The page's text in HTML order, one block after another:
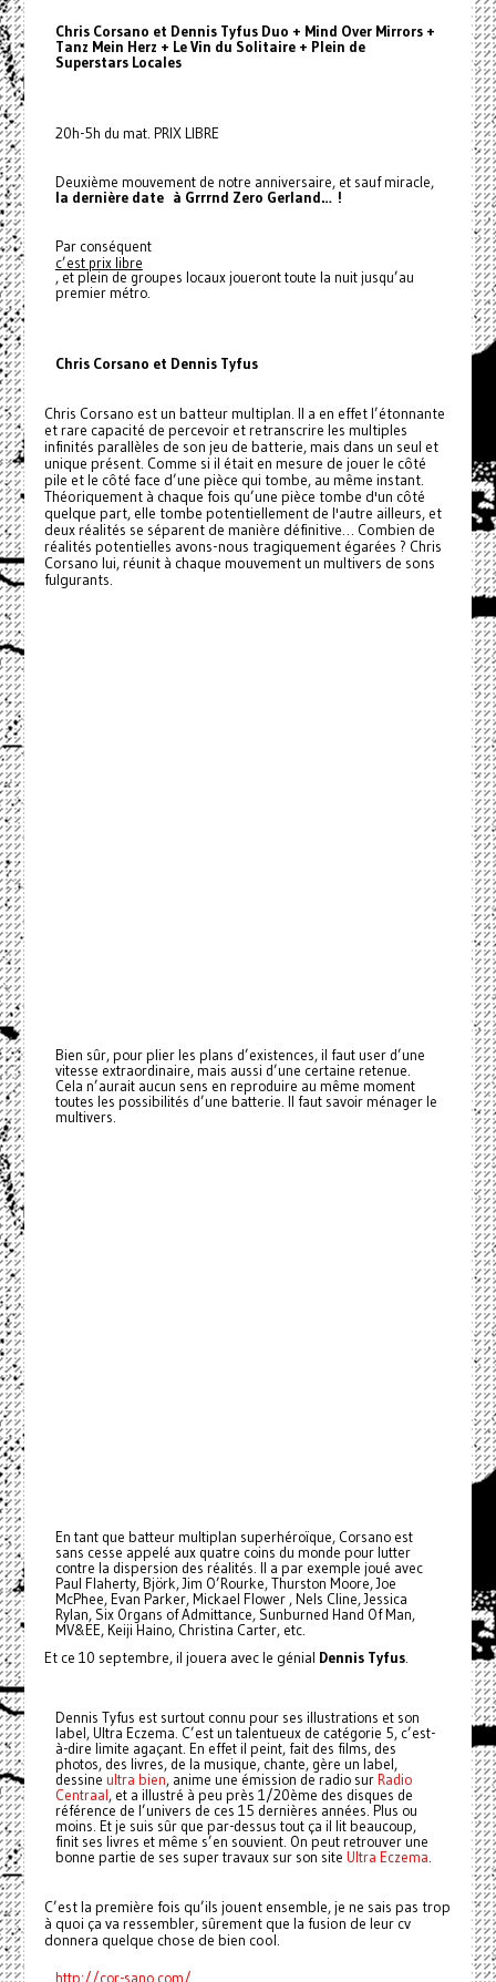
Chris Corsano et Dennis Tyfus Duo + Mind Over Mirrors +
Tanz Mein Herz + Le Vin du Solitaire + Plein de
Superstars Locales
20h-5h du mat. PRIX LIBRE
Deuxième mouvement de notre anniversaire, et sauf miracle,
la dernière date à Grrrnd Zero Gerland… !
Par conséquent
c’est prix libre
, et plein de groupes locaux joueront toute la nuit jusqu’au
premier métro.
Chris Corsano et Dennis Tyfus
Chris Corsano est un batteur multiplan. Il a en effet l’étonnante
et rare capacité de percevoir et retranscrire les multiples
infinités parallèles de son jeu de batterie, mais dans un seul et
unique présent. Comme si il était en mesure de jouer le côté
pile et le côté face d’une pièce qui tombe, au même instant.
Théoriquement à chaque fois qu’une pièce tombe d'un côté
quelque part, elle tombe potentiellement de l'autre ailleurs, et
deux réalités se séparent de manière définitive… Combien de
réalités potentielles avons-nous tragiquement égarées ? Chris
Corsano lui, réunit à chaque mouvement un multivers de sons
fulgurants.
Bien sûr, pour plier les plans d’existences, il faut user d’une
vitesse extraordinaire, mais aussi d’une certaine retenue.
Cela n’aurait aucun sens en reproduire au même moment
toutes les possibilités d’une batterie. Il faut savoir ménager le
multivers.
En tant que batteur multiplan superhéroïque, Corsano est
sans cesse appelé aux quatre coins du monde pour lutter
contre la dispersion des réalités. Il a par exemple joué avec
Paul Flaherty, Björk, Jim O’Rourke, Thurston Moore, Joe
McPhee, Evan Parker, Mickael Flower , Nels Cline, Jessica
Rylan, Six Organs of Admittance, Sunburned Hand Of Man,
MV&EE, Keiji Haino, Christina Carter, etc.
Et ce 10 septembre, il jouera avec le génial Dennis Tyfus.
Dennis Tyfus est surtout connu pour ses illustrations et son
label, Ultra Eczema. C’est un talentueux de catégorie 5, c’est-
à-dire limite agaçant. En effet il peint, fait des films, des
photos, des livres, de la musique, chante, gère un label,
dessine ultra bien, anime une émission de radio surRadio
Centraal, et a illustré à peu près 1/20ème des disques de
référence de l’univers de ces 15 dernières années. Plus ou
moins. Et je suis sûr que par-dessus tout ça il lit beaucoup,
finit ses livres et même s’en souvient. On peut retrouver une
bonne partie de ses super travaux sur son site Ultra Eczema.
C’est la première fois qu’ils jouent ensemble, je ne sais pas trop
à quoi ça va ressembler, sûrement que la fusion de leur cv
donnera quelque chose de bien cool.